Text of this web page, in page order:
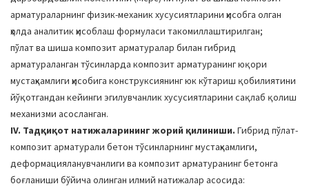
арматураларнинг физик-механик хусусиятларини ҳисобга олган
ҳолда аналитик ҳисоблаш формуласи такомиллаштирилган;
пўлат ва шиша композит арматуралар билан гибрид
арматураланган тўсинларда композит арматуранинг юқори
мустаҳкамлиги ҳисобига конструксиянинг юк кўтариш қобилиятини
йўқотгандан кейинги эгилувчанлик хусусиятларини сақлаб қолиш
механизми асосланган.
IV. Тадқиқот натижаларининг жорий қилиниши. Гибрид пўлат-
композит арматурали бетон тўсинларнинг мустаҳкамлиги,
деформацияланувчанлиги ва композит арматуранинг бетонга
боғланиши бўйича олинган илмий натижалар асосида: